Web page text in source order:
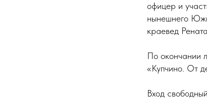
офицер и
нынешнего
краевед
По окончании
«Купчино. От
Вход свободный.